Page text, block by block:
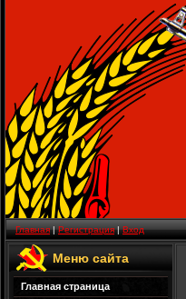
Главная|Регистрация|Вход
Меню сайта
Главная страница